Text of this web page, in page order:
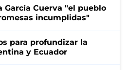
García Cuerva "el pueblo
incumplidas"
para profundizar la
y Ecuador